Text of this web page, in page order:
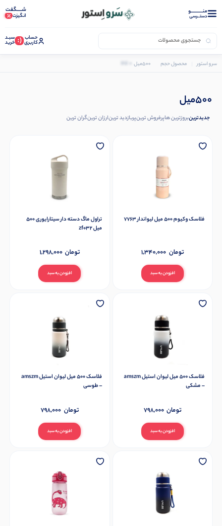
منــــــــــــو
دستــرسی
شـــــگفت
انگیزت
حساب
کاربری (: سبـد
خرید
سرو استور محصول حجم 500میل
500میل
جدیدترینبروزترین هاپرفروش ترینپربازدید ترینارزان ترینگران ترین
فلاسک وکیوم 500 میل لیواندار 7763
افزودن به سبد
1,340,000 تومان
تراول ماگ دسته دار سیتارایوری 500
میل zf032
افزودن به سبد
1,298,000 تومان
فلاسک 500 میل لیوان استیل amszm
– مشکی
افزودن به سبد
798,000 تومان
فلاسک 500 میل لیوان استیل amszm
– طوسی
افزودن به سبد
798,000 تومان